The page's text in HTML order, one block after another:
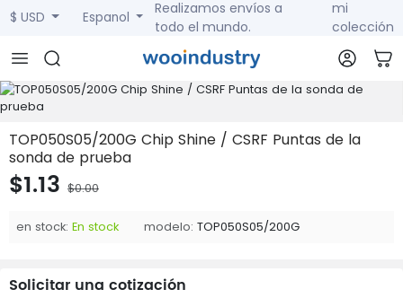
$ USD Espanol
Realizamos envíos a
todo el mundo.
mi
colección
TOP050S05/200G Chip Shine / CSRF Puntas de la
sonda de prueba
$1.13 $0.00
en stock: En stock modelo: TOP050S05/200G
Solicitar una cotización